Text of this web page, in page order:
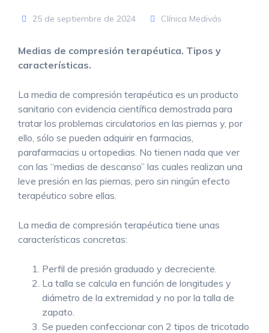
25 de septiembre de 2024 Clínica Medivás
Medias de compresión terapéutica. Tipos y
características.
La media de compresión terapéutica es un producto
sanitario con evidencia científica demostrada para
tratar los problemas circulatorios en las piernas y, por
ello, sólo se pueden adquirir en farmacias,
parafarmacias u ortopedias. No tienen nada que ver
con las “medias de descanso” las cuales realizan una
leve presión en las piernas, pero sin ningún efecto
terapéutico sobre ellas.
La media de compresión terapéutica tiene unas
características concretas:
Perfil de presión graduado y decreciente.
La talla se calcula en función de longitudes y
diámetro de la extremidad y no por la talla de
zapato.
Se pueden confeccionar con 2 tipos de tricotado